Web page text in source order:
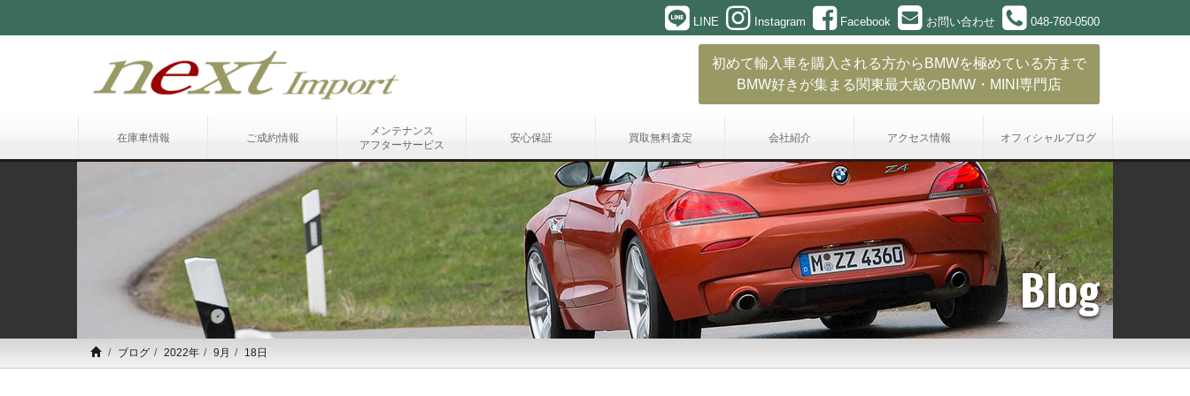
LINE Instagram Facebook お問い合わせ 048-760-0500
初めて輸入車を購入される方からBMWを極めている方まで
BMW好きが集まる関東最大級のBMW・MINI専門店
在庫車情報 ご成約情報
メンテナンス
アフターサービス
安心保証 買取無料査定 会社紹介 アクセス情報 オフィシャルブログ
Blog
ブログ 2022年 9月 18日